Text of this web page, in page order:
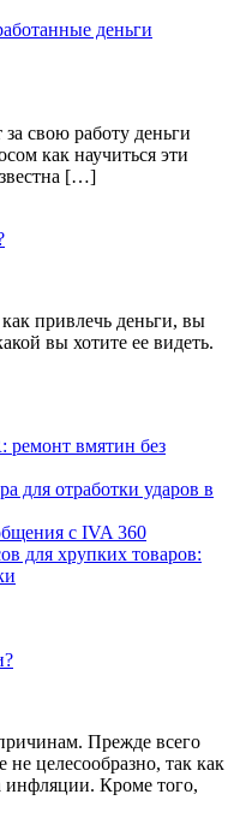
свою работу деньги
как научиться эти
[…]
привлечь деньги, вы
вы хотите ее видеть.
ремонт вмятин без
для отработки ударов в
с IVA 360
для хрупких товаров:
Прежде всего
целесообразно, так как
инфляции. Кроме того,